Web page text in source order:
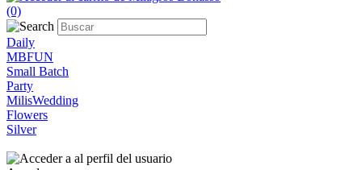
(0)
Daily
MBFUN
Small Batch
Party
MilisWedding
Flowers
Silver